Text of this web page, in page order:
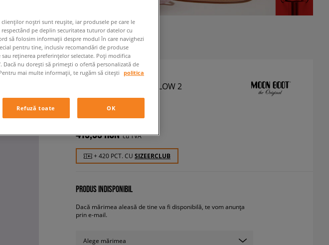
MOON BOOT CLASSIC LOW 2
femei, pantofi casual
419,99 RON cu TVA
+ 420 PCT. CU SIZEERCLUB
PRODUS INDISPONIBIL
Dacă mărimea aleasă de tine va fi disponibilă, te vom anunța
prin e-mail.
Alege mărimea
noștri sunt reușite, iar produsele pe care le
pe deplin securitatea tuturor datelor cu
să folosim informații despre modul în care navighezi
pentru tine, inclusiv recomandări de produse
reținerea preferințelor selectate. Poți modifica
Dacă nu dorești să primești o ofertă personalizată de
mai multe informații, te rugăm să citești politica
Refuză toate OK